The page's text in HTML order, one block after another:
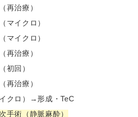
再治療）
マイクロ）
マイクロ）
再治療）
初回）
再治療）
クロ）→形成・TeC
手術（静脈麻酔）